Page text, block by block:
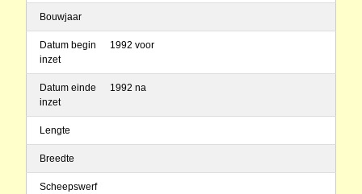
Bouwjaar
Datum begin
inzet
1992 voor
Datum einde
inzet
1992 na
Lengte
Breedte
Scheepswerf